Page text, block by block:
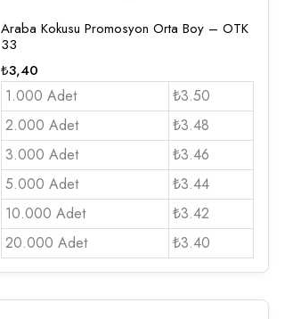
Araba Kokusu Promosyon Orta Boy – OTK
33
₺3,40
1.000 Adet
₺3.50
2.000 Adet
₺3.48
3.000 Adet
₺3.46
5.000 Adet
₺3.44
10.000 Adet
₺3.42
20.000 Adet
₺3.40